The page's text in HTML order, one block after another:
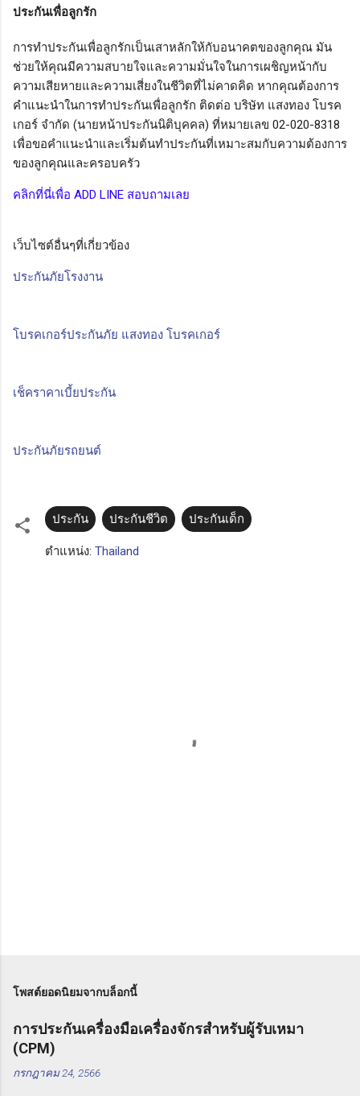
ประกันเพื่อลูกรัก
การทำประกันเพื่อลูกรักเป็นเสาหลักให้กับอนาคตของลูกคุณ มัน
ช่วยให้คุณมีความสบายใจและความมั่นใจในการเผชิญหน้ากับ
ความเสียหายและความเสี่ยงในชีวิตที่ไม่คาดคิด หากคุณต้องการ
คำแนะนำในการทำประกันเพื่อลูกรัก ติดต่อ บริษัท แสงทอง โบรค
เกอร์ จำกัด (นายหน้าประกันนิติบุคคล) ที่หมายเลข 02-020-8318
เพื่อขอคำแนะนำและเริ่มต้นทำประกันที่เหมาะสมกับความต้องการ
ของลูกคุณและครอบครัว
คลิกที่นี่เพื่อ ADD LINE สอบถามเลย
เว็บไซต์อื่นๆที่เกี่ยวข้อง
ประกันภัยโรงงาน
โบรคเกอร์ประกันภัย แสงทอง โบรคเกอร์
เช็คราคาเบี้ยประกัน
ประกันภัยรถยนต์
ประกัน ประกันชีวิต ประกันเด็ก
ตำแหน่ง: Thailand
โพสต์ยอดนิยมจากบล็อกนี้
การประกันเครื่องมือเครื่องจักรสำหรับผู้รับเหมา
(CPM)
กรกฎาคม 24, 2566